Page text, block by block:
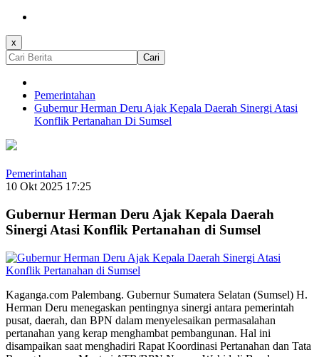
x
Cari
Pemerintahan
Gubernur Herman Deru Ajak Kepala Daerah Sinergi Atasi
Konflik Pertanahan Di Sumsel
Pemerintahan
10 Okt 2025 17:25
Gubernur Herman Deru Ajak Kepala Daerah
Sinergi Atasi Konflik Pertanahan di Sumsel
Kaganga.com Palembang. Gubernur Sumatera Selatan (Sumsel) H.
Herman Deru menegaskan pentingnya sinergi antara pemerintah
pusat, daerah, dan BPN dalam menyelesaikan permasalahan
pertanahan yang kerap menghambat pembangunan. Hal ini
disampaikan saat menghadiri Rapat Koordinasi Pertanahan dan Tata